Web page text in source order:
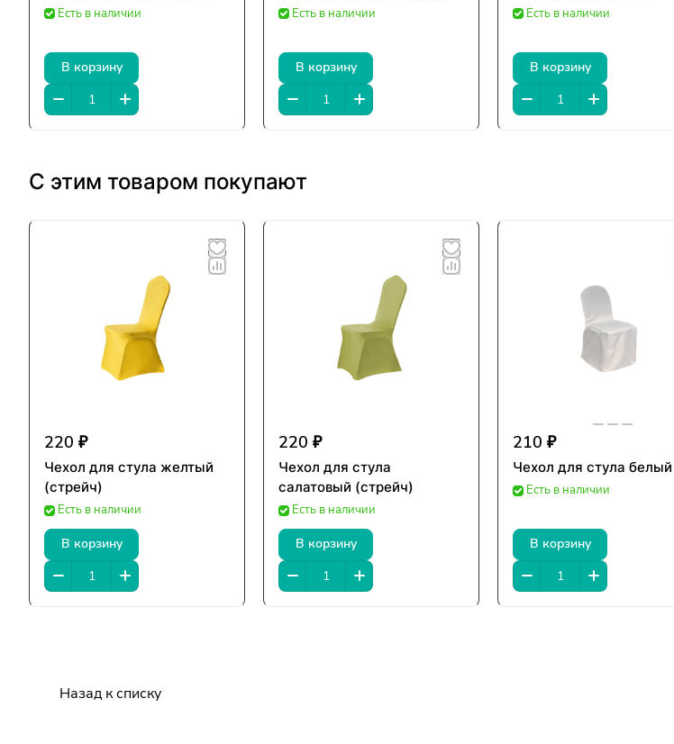
Есть в наличии
В корзину
Есть в наличии
В корзину
Есть в наличии
В корзину
С этим товаром покупают
220 ₽
Чехол для стула желтый
(стрейч)
Есть в наличии
В корзину
220 ₽
Чехол для стула
салатовый (стрейч)
Есть в наличии
В корзину
210 ₽
Чехол для стула белый
Есть в наличии
В корзину
Назад к списку